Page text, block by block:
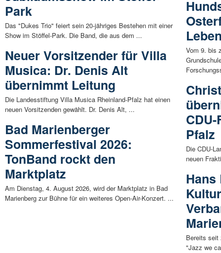
Park
Das "Dukes Trio" feiert sein 20-jähriges Bestehen mit einer
Show im Stöffel-Park. Die Band, die aus dem ...
Neuer Vorsitzender für Villa
Musica: Dr. Denis Alt
übernimmt Leitung
Die Landesstiftung Villa Musica Rheinland-Pfalz hat einen
neuen Vorsitzenden gewählt. Dr. Denis Alt, ...
Bad Marienberger
Sommerfestival 2026:
TonBand rockt den
Marktplatz
Am Dienstag, 4. August 2026, wird der Marktplatz in Bad
Marienberg zur Bühne für ein weiteres Open-Air-Konzert. ...
Vom 9. bis
Pfalz
Die CDU-
neuen
Hans
Bereits seit
"Jazz we